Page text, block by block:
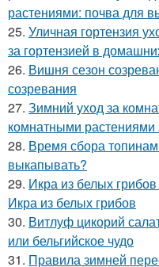
растениями: почва для
25. Уличная гортензия
за гортензией в
26. Вишня сезон
созревания
27. Зимний уход за
комнатными растениями
28. Время сбора
выкапывать?
29. Икра из белых
Икра из белых грибов
30. Витлуф цикорий
или бельгийское чудо
31. Правила зимней